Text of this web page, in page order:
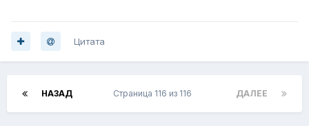
Цитата
НАЗАД ДАЛЕЕ
Страница 116 из 116